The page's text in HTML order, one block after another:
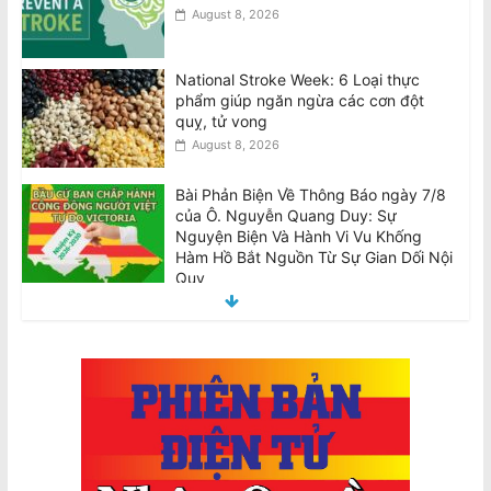
August 8, 2026
National Stroke Week: 6 Loại thực
phẩm giúp ngăn ngừa các cơn đột
quỵ, tử vong
August 8, 2026
Bài Phản Biện Về Thông Báo ngày 7/8
của Ô. Nguyễn Quang Duy: Sự
Nguyện Biện Và Hành Vi Vu Khống
Hàm Hồ Bắt Nguồn Từ Sự Gian Dối Nội
Quy
Luật Sư Bằng Tiếng Việt
August 8, 2026
Ban Chấp Hành Chấp Thuận Kết Quả
Hòa Giải và Chương Trình Thực Hiện